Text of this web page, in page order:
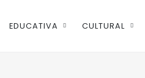
EDUCATIVA CULTURAL